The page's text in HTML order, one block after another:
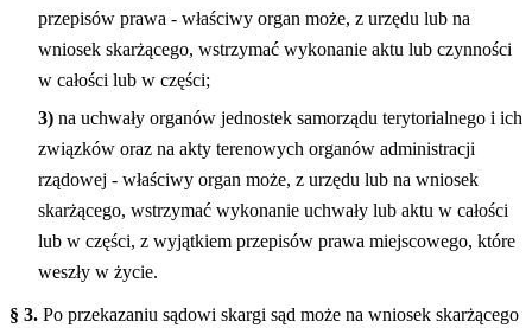
przepisów prawa - właściwy organ może, z urzędu lub na
wniosek skarżącego, wstrzymać wykonanie aktu lub czynności
w całości lub w części;
3) na uchwały organów jednostek samorządu terytorialnego i ich
związków oraz na akty terenowych organów administracji
rządowej - właściwy organ może, z urzędu lub na wniosek
skarżącego, wstrzymać wykonanie uchwały lub aktu w całości
lub w części, z wyjątkiem przepisów prawa miejscowego, które
weszły w życie.
§ 3. Po przekazaniu sądowi skargi sąd może na wniosek skarżącego